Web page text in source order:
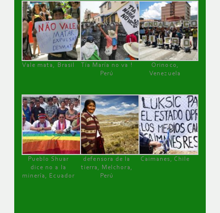
Vale mata, Brasil
Tía María no va !
Perú
Orinoco,
Venezuela
Pueblo Shuar
dice no a la
minería, Ecuador
defensora de la
tierra, Melchora,
Perú
Caimanes, Chile